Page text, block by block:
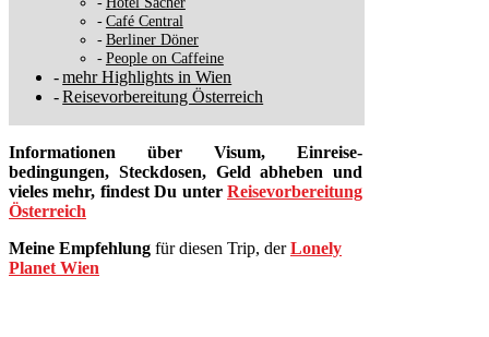
Café Central
Berliner Döner
People on Caffeine
mehr Highlights in Wien
Reisevorbereitung Österreich
Informationen über Visum, Einreise­
bedingungen, Steckdosen, Geld ab­heben und
vieles mehr, findest Du unter Reisevorbereitung
Österreich
Meine Empfehlung für diesen Trip, derLonely
Planet Wien